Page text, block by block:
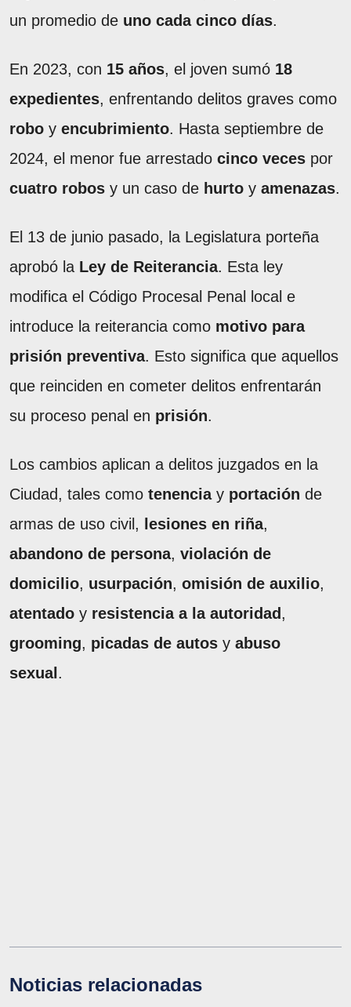
un promedio de uno cada cinco días.
En 2023, con 15 años, el joven sumó 18
expedientes, enfrentando delitos graves como
robo y encubrimiento. Hasta septiembre de
2024, el menor fue arrestado cinco veces por
cuatro robos y un caso de hurto y amenazas.
El 13 de junio pasado, la Legislatura porteña
aprobó la Ley de Reiterancia. Esta ley
modifica el Código Procesal Penal local e
introduce la reiterancia como motivo para
prisión preventiva. Esto significa que aquellos
que reinciden en cometer delitos enfrentarán
su proceso penal en prisión.
Los cambios aplican a delitos juzgados en la
Ciudad, tales como tenenciay portación de
armas de uso civil,
lesiones en riña,
abandono de persona, violación de
domicilio, usurpación, omisión de auxilio,
atentado y resistencia a la autoridad ,
grooming, picadas de autos y abuso
sexual .
Noticias relacionadas